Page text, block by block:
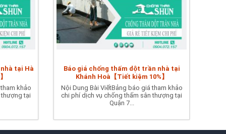
tại Hà
khảo
thượng tại
Báo giá chống thấm dột trần nhà tại
Khánh Hoà【Tiết kiệm 10%】
Nội Dung Bài ViếtBảng báo giá tham khảo
chi phí dịch vụ chống thấm sân thượng tại
Quận 7...